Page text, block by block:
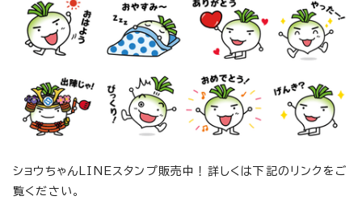
ショウちゃんLINEスタンプ販売中！詳しくは下記のリンクをご
覧ください。